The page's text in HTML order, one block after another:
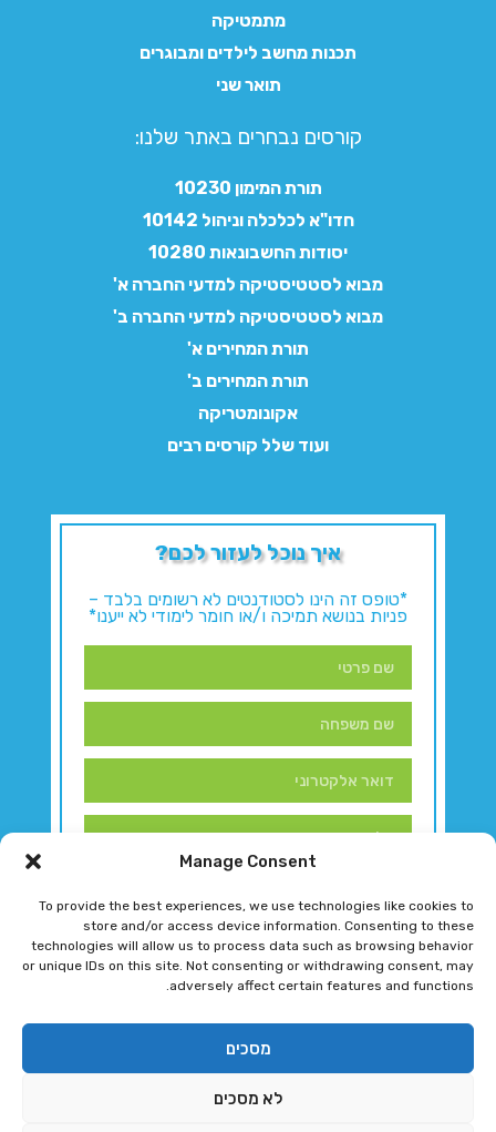
Manage Consent
To provide the best experiences, we use technologies like cookies to
store and/or access device information. Consenting to these
technologies will allow us to process data such as browsing behavior
or unique IDs on this site. Not consenting or withdrawing consent, may
adversely affect certain features and functions.
מסכים
לא מסכים
מתמטיקה
תכנות מחשב לילדים ומבוגרים
תואר שני
קורסים נבחרים באתר שלנו:​
תורת המימון 10230
חדו"א לכלכלה וניהול 10142
יסודות החשבונאות 10280
מבוא לסטטיסטיקה למדעי החברה א'
מבוא לסטטיסטיקה למדעי החברה ב'
תורת המחירים א'
תורת המחירים ב'
אקונומטריקה
ועוד שלל קורסים רבים
איך נוכל לעזור לכם?
*טופס זה הינו לסטודנטים לא רשומים בלבד –
פניות בנושא תמיכה ו/או חומר לימודי לא ייענו*